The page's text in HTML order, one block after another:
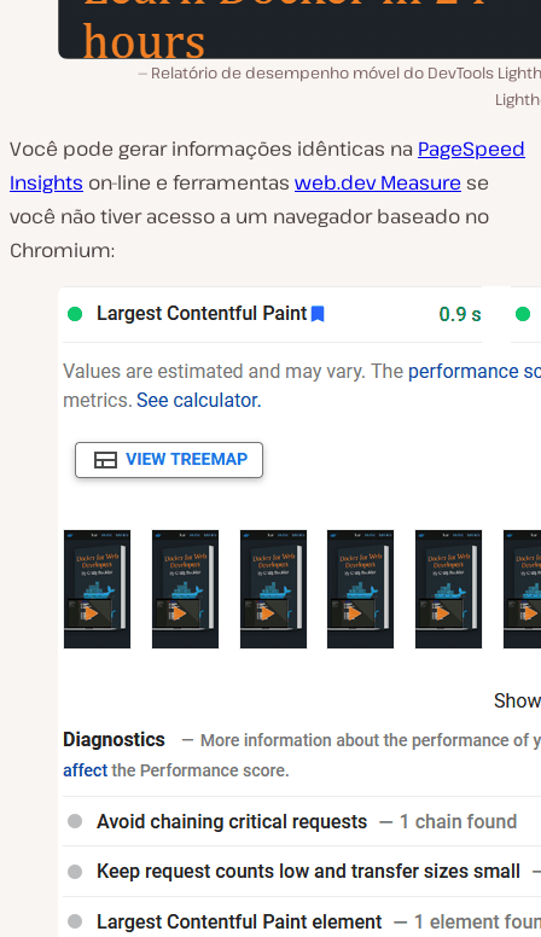
Relatório de desempenho móvel do DevTools
Você pode gerar informações idênticas na PageSpeed
Insights on-line e ferramentas web.dev Measure se
você não tiver acesso a um navegador baseado no
Chromium: